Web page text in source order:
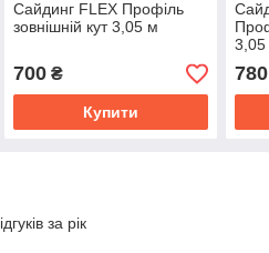
Сайдинг FLEX Профіль
зовнішній кут 3,05 м
700₴
Купити
780
за рік